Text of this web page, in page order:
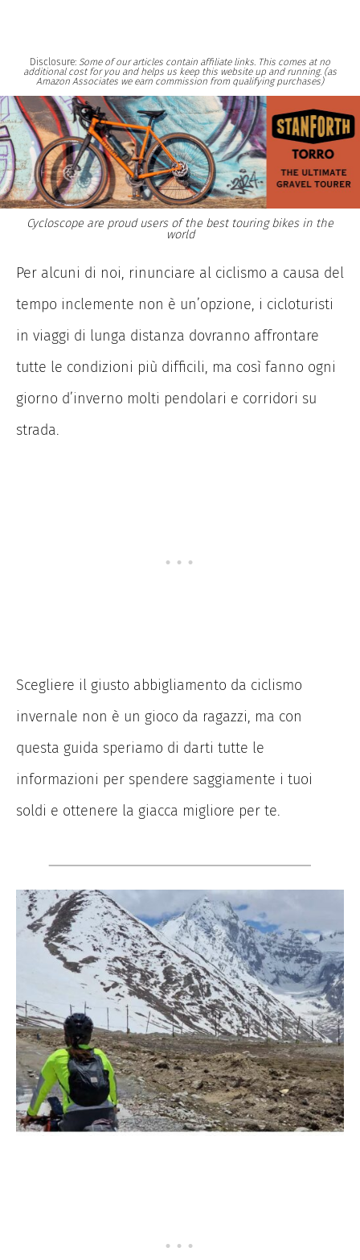
Disclosure: Some of our articles contain affiliate links. This comes at no
additional cost for you and helps us keep this website up and running. (as
Amazon Associates we earn commission from qualifying purchases)
Cycloscope are proud users of the best touring bikes in the
world
Per alcuni di noi, rinunciare al ciclismo a causa del
tempo inclemente non è un’opzione, i cicloturisti
in viaggi di lunga distanza dovranno affrontare
tutte le condizioni più difficili, ma così fanno ogni
giorno d’inverno molti pendolari e corridori su
strada.
Scegliere il giusto abbigliamento da ciclismo
invernale non è un gioco da ragazzi, ma con
questa guida speriamo di darti tutte le
informazioni per spendere saggiamente i tuoi
soldi e ottenere la giacca migliore per te.